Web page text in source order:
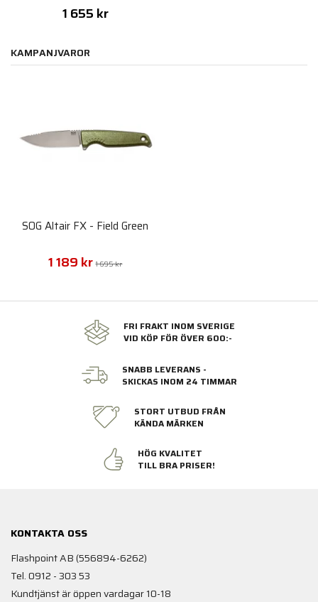
1 655 kr
KAMPANJVAROR
SOG Altair FX - Field Green
1 189 kr 1 695 kr
FRI FRAKT INOM SVERIGE
VID KÖP FÖR ÖVER 600:-
SNABB LEVERANS -
SKICKAS INOM 24 TIMMAR
STORT UTBUD FRÅN
KÄNDA MÄRKEN
HÖG KVALITET
TILL BRA PRISER!
KONTAKTA OSS
Flashpoint AB (556894-6262)
Tel. 0912 - 303 53
Kundtjänst är öppen vardagar 10-18